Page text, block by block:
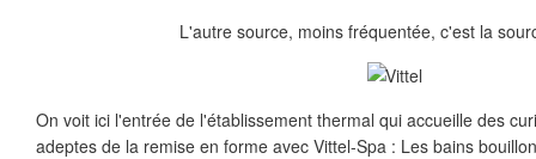
L'autre source, moins fréquentée, c'est la
On voit ici l'entrée de l'établissement thermal qui accueille des
adeptes de la remise en forme avec Vittel-Spa : Les bains